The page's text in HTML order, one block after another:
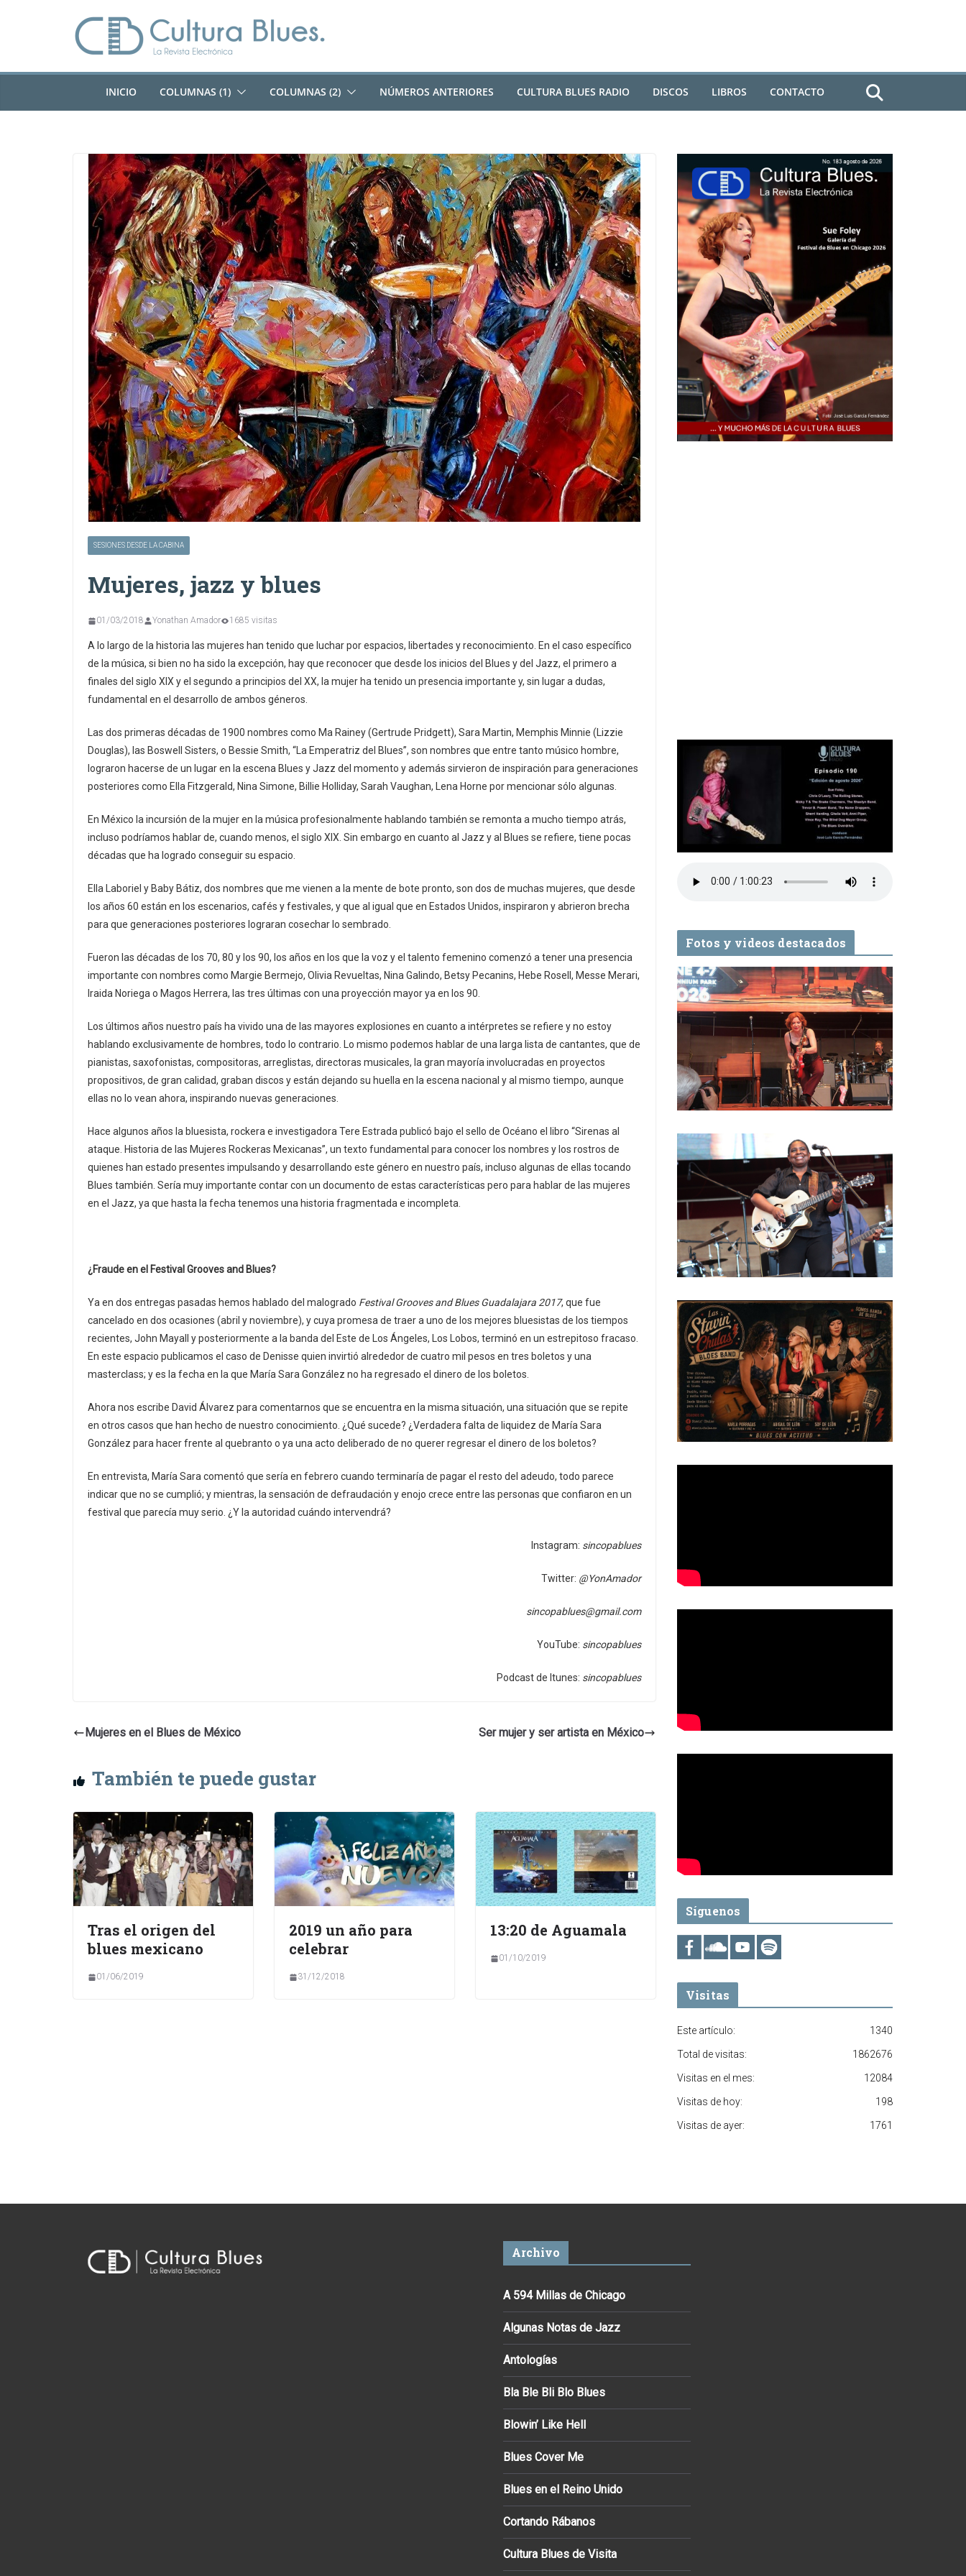
INICIO COLUMNAS (1) COLUMNAS (2) NÚMEROS ANTERIORES CULTURA BLUES RADIO DISCOS LIBROS CONTACTO
SESIONES DESDE LA CABINA
Mujeres, jazz y blues
01/03/2018 Yonathan Amador 1685 visitas
A lo largo de la historia las mujeres han tenido que luchar por espacios, libertades y reconocimiento. En el caso específico
de la música, si bien no ha sido la excepción, hay que reconocer que desde los inicios del Blues y del Jazz, el primero a
finales del siglo XIX y el segundo a principios del XX, la mujer ha tenido un presencia importante y, sin lugar a dudas,
fundamental en el desarrollo de ambos géneros.
Las dos primeras décadas de 1900 nombres como Ma Rainey (Gertrude Pridgett), Sara Martin, Memphis Minnie (Lizzie
Douglas), las Boswell Sisters, o Bessie Smith, “La Emperatriz del Blues”, son nombres que entre tanto músico hombre,
lograron hacerse de un lugar en la escena Blues y Jazz del momento y además sirvieron de inspiración para generaciones
posteriores como Ella Fitzgerald, Nina Simone, Billie Holliday, Sarah Vaughan, Lena Horne por mencionar sólo algunas.
En México la incursión de la mujer en la música profesionalmente hablando también se remonta a mucho tiempo atrás,
incluso podríamos hablar de, cuando menos, el siglo XIX. Sin embargo en cuanto al Jazz y al Blues se refiere, tiene pocas
décadas que ha logrado conseguir su espacio.
Ella Laboriel y Baby Bátiz, dos nombres que me vienen a la mente de bote pronto, son dos de muchas mujeres, que desde
los años 60 están en los escenarios, cafés y festivales, y que al igual que en Estados Unidos, inspiraron y abrieron brecha
para que generaciones posteriores lograran cosechar lo sembrado.
Fueron las décadas de los 70, 80 y los 90, los años en los que la voz y el talento femenino comenzó a tener una presencia
importante con nombres como Margie Bermejo, Olivia Revueltas, Nina Galindo, Betsy Pecanins, Hebe Rosell, Messe Merari,
Iraida Noriega o Magos Herrera, las tres últimas con una proyección mayor ya en los 90.
Los últimos años nuestro país ha vivido una de las mayores explosiones en cuanto a intérpretes se refiere y no estoy
hablando exclusivamente de hombres, todo lo contrario. Lo mismo podemos hablar de una larga lista de cantantes, que de
pianistas, saxofonistas, compositoras, arreglistas, directoras musicales, la gran mayoría involucradas en proyectos
propositivos, de gran calidad, graban discos y están dejando su huella en la escena nacional y al mismo tiempo, aunque
ellas no lo vean ahora, inspirando nuevas generaciones.
Hace algunos años la bluesista, rockera e investigadora Tere Estrada publicó bajo el sello de Océano el libro “Sirenas al
ataque. Historia de las Mujeres Rockeras Mexicanas”, un texto fundamental para conocer los nombres y los rostros de
quienes han estado presentes impulsando y desarrollando este género en nuestro país, incluso algunas de ellas tocando
Blues también. Sería muy importante contar con un documento de estas características pero para hablar de las mujeres
en el Jazz, ya que hasta la fecha tenemos una historia fragmentada e incompleta.
¿Fraude en el Festival Grooves and Blues?
Ya en dos entregas pasadas hemos hablado del malogrado Festival Grooves and Blues Guadalajara 2017, que fue
cancelado en dos ocasiones (abril y noviembre), y cuya promesa de traer a uno de los mejores bluesistas de los tiempos
recientes, John Mayall y posteriormente a la banda del Este de Los Ángeles, Los Lobos, terminó en un estrepitoso fracaso.
En este espacio publicamos el caso de Denisse quien invirtió alrededor de cuatro mil pesos en tres boletos y una
masterclass; y es la fecha en la que María Sara González no ha regresado el dinero de los boletos.
Ahora nos escribe David Álvarez para comentarnos que se encuentra en la misma situación, una situación que se repite
en otros casos que han hecho de nuestro conocimiento. ¿Qué sucede? ¿Verdadera falta de liquidez de María Sara
González para hacer frente al quebranto o ya una acto deliberado de no querer regresar el dinero de los boletos?
En entrevista, María Sara comentó que sería en febrero cuando terminaría de pagar el resto del adeudo, todo parece
indicar que no se cumplió; y mientras, la sensación de defraudación y enojo crece entre las personas que confiaron en un
festival que parecía muy serio. ¿Y la autoridad cuándo intervendrá?
Instagram: sincopablues
Twitter: @YonAmador
sincopablues@gmail.com
YouTube: sincopablues
Podcast de Itunes: sincopablues
Mujeres en el Blues de México Ser mujer y ser artista en México
También te puede gustar
Tras el origen del
blues mexicano
01/06/2019
2019 un año para
celebrar
31/12/2018
13:20 de Aguamala
01/10/2019
Fotos y videos destacados
Síguenos
Visitas
1340
Este artículo:
1862676
Total de visitas:
12084
Visitas en el mes:
198
Visitas de hoy:
1761
Visitas de ayer:
Archivo
A 594 Millas de Chicago
Algunas Notas de Jazz
Antologías
Bla Ble Bli Blo Blues
Blowin’ Like Hell
Blues Cover Me
Blues en el Reino Unido
Cortando Rábanos
Cultura Blues de Visita